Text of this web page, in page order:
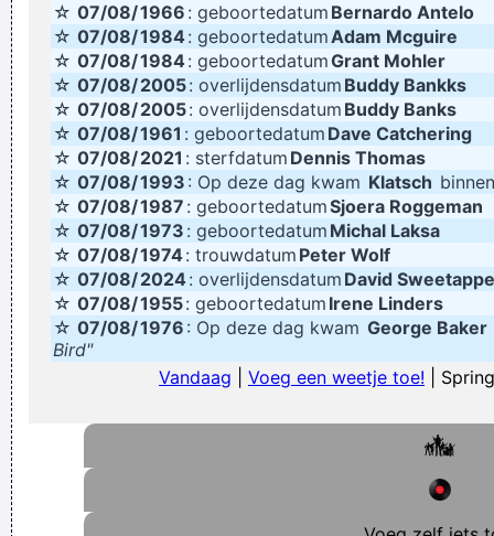
oude vissen uit de sloot halen
Sjei uut met diene zeiver!
Wacht tot ik het bordeel beoordeel
Beste vrienden, die kijken altijd vanuit de vuurtoren mee... en
geven je licht wanneer dat nodig is
Verknoei je tijd op een nuttige manier!
Geej se lèllike voel hod!
☆ 07/08/1966 : geboortedatum Bernardo Antelo
☆ 07/08/1984 : geboortedatumAdam Mcguire
☆ 07/08/1984: geboortedatumGrant Mohler
☆ 07/08/2005: overlijdensdatum Buddy Bankks
☆ 07/08/2005: overlijdensdatum Buddy Banks
☆ 07/08/1961 : geboortedatum Dave Catchering
☆ 07/08/2021 : sterfdatum Dennis Thomas
☆ 07/08/1993 : Op deze dag kwam Klatsch
☆ 07/08/1987 : geboortedatumSjoera Roggeman
☆ 07/08/1973 : geboortedatum Michal Laksa
☆ 07/08/1974: trouwdatum Peter Wolf
☆ 07/08/2024 : overlijdensdatum David
☆ 07/08/1955: geboortedatum Irene Linders
☆ 07/08/1976 : Op deze dag kwam George Baker
Bird"
Vandaag
Voeg een weetje toe! |